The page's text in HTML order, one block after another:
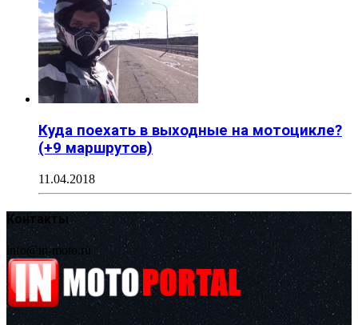
Куда поехать в выходные на мотоцикле?
(+9 маршрутов)
11.04.2018
Контакты
info@in-moto.ru